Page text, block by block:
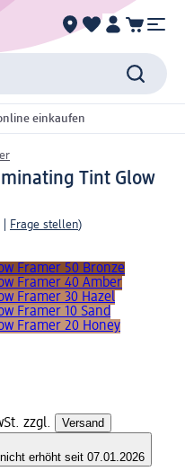
online einkaufen
Tint Glow
Frage stellen)
Framer 50 Bronze
Framer 40 Amber
Framer 30 Hazel
Framer 10 Sand
Framer 20 Honey
zzgl. Versand
nicht erhöht seit 07.01.2026